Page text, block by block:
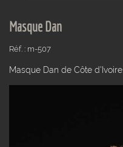
Masque Dan
Réf. : m-507
Masque Dan de Côte d'Ivoire.